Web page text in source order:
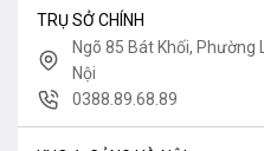
TRỤ SỞ CHÍNH
Ngõ 85 Bát Khối, Phường
Nội
0388.89.68.89